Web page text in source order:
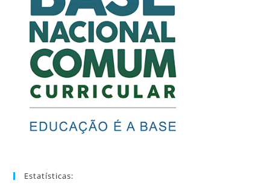
Estatísticas: